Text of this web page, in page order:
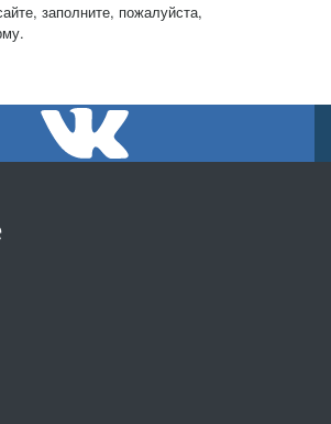
заполните, пожалуйста,